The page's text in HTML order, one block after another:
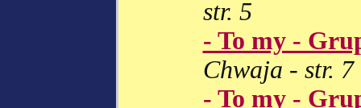
str. 5
- To my -
Chwaja - str. 7
- To my -